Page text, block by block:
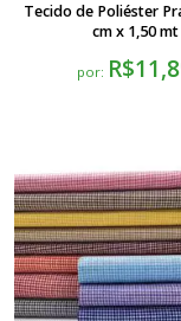
Tecido de Poliéster
cm x 1,50 mt
por: